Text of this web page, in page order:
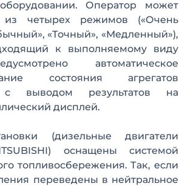
Оператор может
из четырех режимов («Очень
«Точный», «Медленный»),
к выполняемому виду
автоматическое
состояния агрегатов
с выводом результатов на
дисплей.
(дизельные двигатели
оснащены системой
топливосбережения. Так, если
переведены в нейтральное